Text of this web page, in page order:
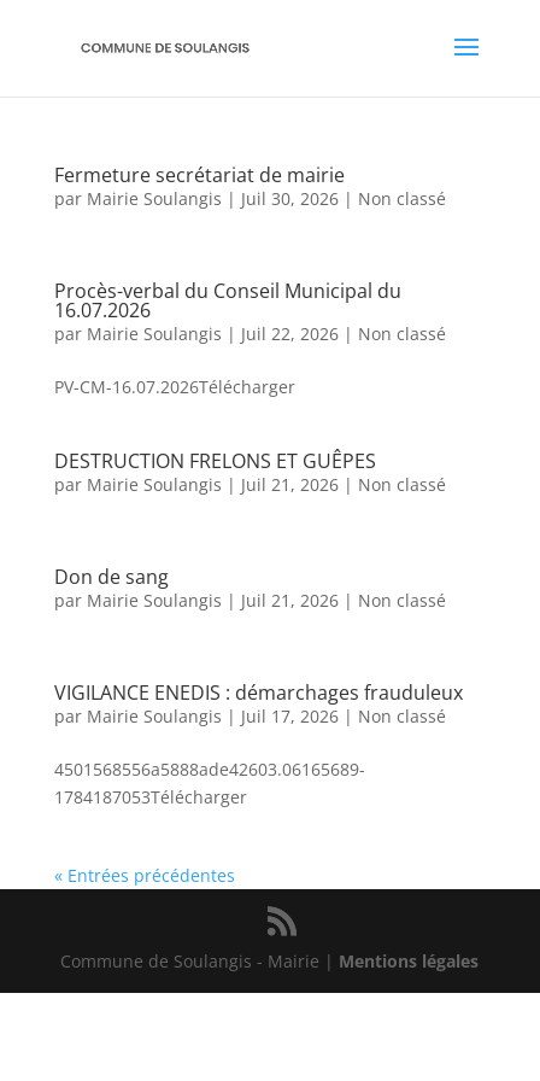
Fermeture secrétariat de mairie
par Mairie Soulangis | Juil 30, 2026| Non classé
Procès-verbal du Conseil Municipal du
16.07.2026
par Mairie Soulangis | Juil 22, 2026| Non classé
PV-CM-16.07.2026Télécharger
DESTRUCTION FRELONS ET GUÊPES
par Mairie Soulangis | Juil 21, 2026| Non classé
Don de sang
par Mairie Soulangis | Juil 21, 2026| Non classé
VIGILANCE ENEDIS : démarchages frauduleux
par Mairie Soulangis | Juil 17, 2026| Non classé
4501568556a5888ade42603.06165689-
1784187053Télécharger
« Entrées précédentes
Commune de Soulangis - Mairie | Mentions légales